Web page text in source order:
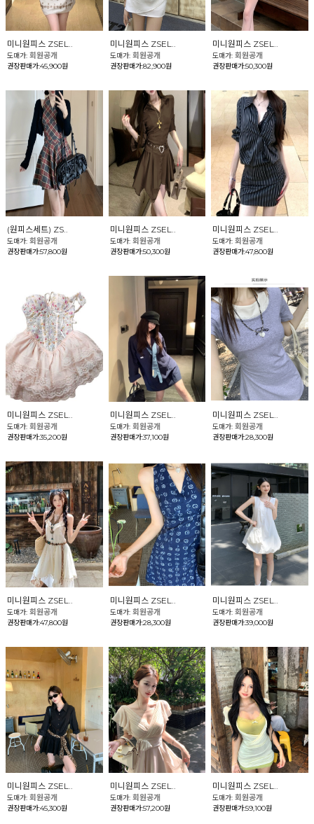
미니원피스 ZSEL..
도매가: 회원공개
권장판매가:45,900원
미니원피스 ZSEL..
도매가: 회원공개
권장판매가:82,900원
미니원피스 ZSEL..
도매가:회원공개
권장판매가:50,300원
(원피스세트) ZS..
도매가: 회원공개
권장판매가:57,800원
미니원피스 ZSEL..
도매가: 회원공개
권장판매가:50,300원
미니원피스 ZSEL..
도매가:회원공개
권장판매가:47,800원
미니원피스 ZSEL..
도매가: 회원공개
권장판매가:35,200원
미니원피스 ZSEL..
도매가: 회원공개
권장판매가:37,100원
미니원피스 ZSEL..
도매가:회원공개
권장판매가:28,300원
미니원피스 ZSEL..
도매가: 회원공개
권장판매가:47,800원
미니원피스 ZSEL..
도매가: 회원공개
권장판매가:28,300원
미니원피스 ZSEL..
도매가:회원공개
권장판매가:39,000원
미니원피스 ZSEL..
도매가: 회원공개
권장판매가:45,300원
미니원피스 ZSEL..
도매가: 회원공개
권장판매가:57,200원
미니원피스 ZSEL..
도매가:회원공개
권장판매가:59,100원